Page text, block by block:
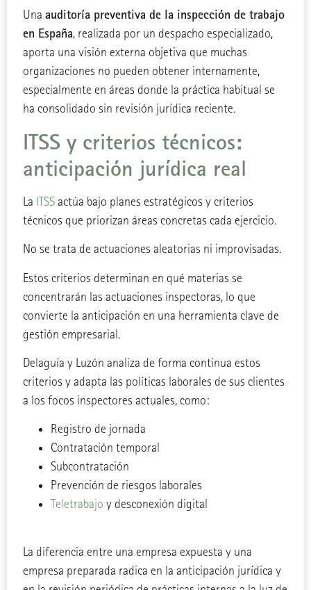
Una auditoría preventiva de la inspección de trabajo
en España, realizada por un despacho especializado,
aporta una visión externa objetiva que muchas
organizaciones no pueden obtener internamente,
especialmente en áreas donde la práctica habitual se
ha consolidado sin revisión jurídica reciente.
ITSS y criterios técnicos:
anticipación jurídica real
La ITSSactúa bajo planes estratégicos y criterios
técnicos que priorizan áreas concretas cada ejercicio.
No se trata de actuaciones aleatorias ni improvisadas.
Estos criterios determinan en qué materias se
concentrarán las actuaciones inspectoras, lo que
convierte la anticipación en una herramienta clave de
gestión empresarial.
Delaguía y Luzón analiza de forma continua estos
criterios y adapta las políticas laborales de sus clientes
a los focos inspectores actuales, como:
Registro de jornada
Contratación temporal
Subcontratación
Prevención de riesgos laborales
Teletrabajo y desconexión digital
La diferencia entre una empresa expuesta y una
empresa preparada radica en la anticipación jurídica y